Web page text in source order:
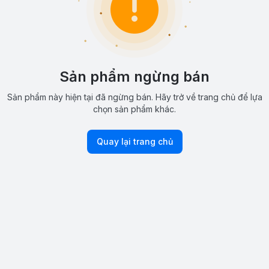
Sản phẩm ngừng bán
Sản phẩm này hiện tại đã ngừng bán. Hãy trở về trang chủ để lựa
chọn sản phẩm khác.
Quay lại trang chủ